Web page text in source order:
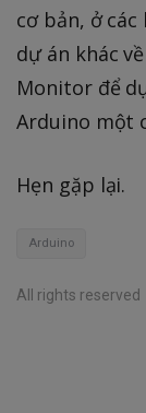
cơ bản, ở
dự án khác
Monitor để
Arduino một
Hẹn gặp lại.
Arduino
All rights reserved